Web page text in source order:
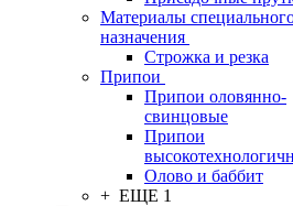
Материалы
назначения
Строжка и резка
Припои
Припои оловянно-
свинцовые
Припои
Олово и баббит
+ ЕЩЕ 1